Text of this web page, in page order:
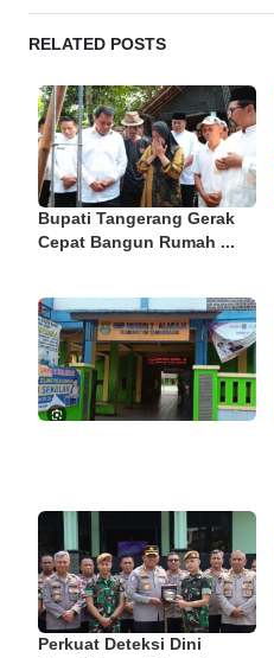
RELATED POSTS
Bupati Tangerang Gerak
Cepat Bangun Rumah ...
Perkuat Deteksi Dini